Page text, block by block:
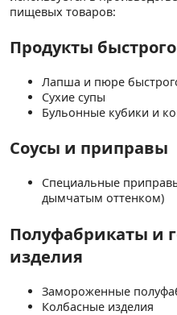
пищевых товаров:
Продукты
Лапша и пюре
Сухие супы
Бульонные кубики и
Соусы и приправы
Специальные
дымчатым оттенком)
Полуфабрикаты и
изделия
Замороженные
Колбасные изделия